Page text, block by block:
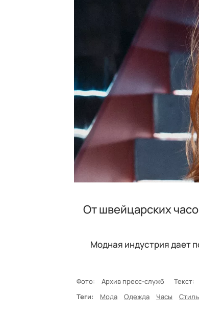
От швейцарских
Модная индустрия дает
Фото: Архив пресс-служб Текст:
Теги:
Мода Одежда Часы Стиль